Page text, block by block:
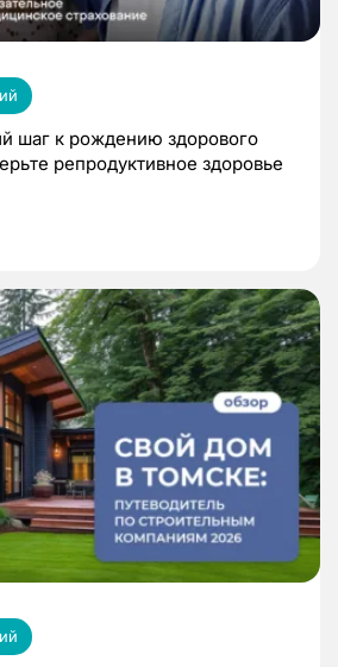
шаг к рождению здорового
репродуктивное здоровье